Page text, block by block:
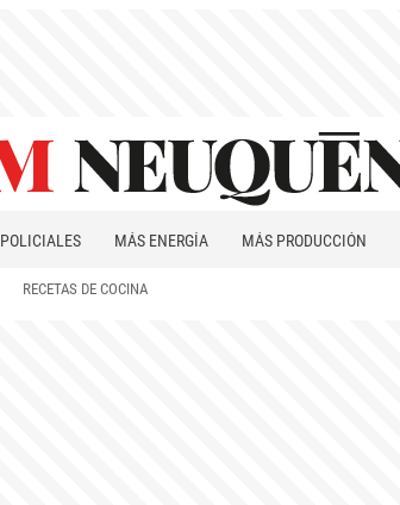
POLICIALES MÁS ENERGÍA MÁS PRODUCCIÓN
RECETAS DE COCINA